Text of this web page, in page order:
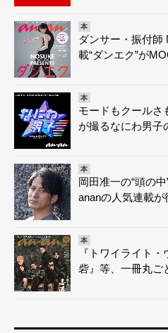
本
ダンサー・振付師
載“ダンエク”が
本
モードもクールさ
が撮るなにわ男子
本
岡田准一の“頭の
ananの人気連載が
本
『トワイライト
砦』等、一冊丸ご